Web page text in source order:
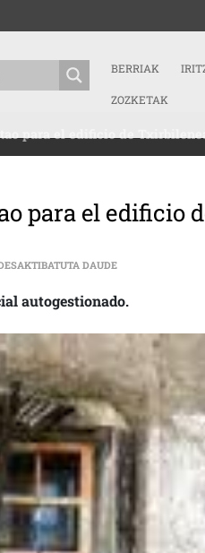
BERRIAK
ZOZKETAK
para el edificio de
para el edificio
DAUDELOS PLANES
autogestionado.